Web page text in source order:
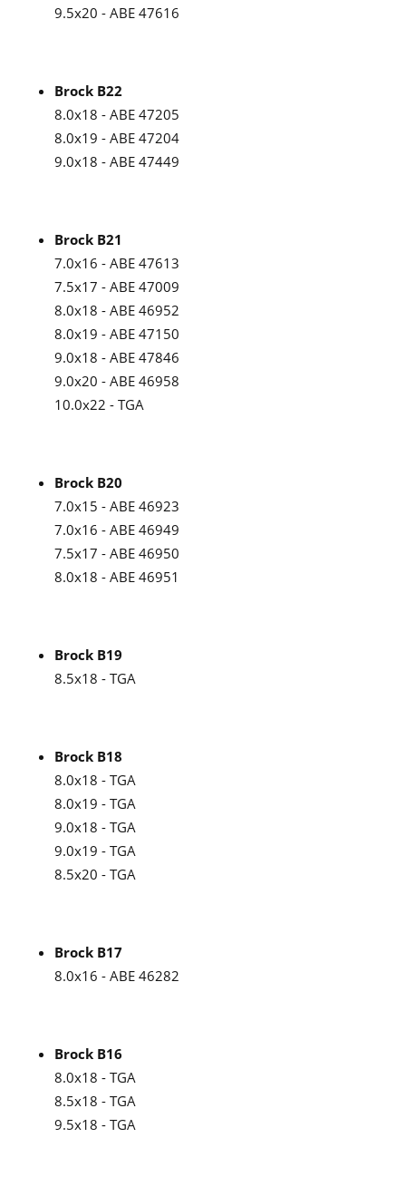
9.5x20 - ABE 47616
Brock B22
8.0x18 - ABE 47205
8.0x19 - ABE 47204
9.0x18 - ABE 47449
Brock B21
7.0x16 - ABE 47613
7.5x17 - ABE 47009
8.0x18 - ABE 46952
8.0x19 - ABE 47150
9.0x18 - ABE 47846
9.0x20 - ABE 46958
10.0x22 - TGA
Brock B20
7.0x15 - ABE 46923
7.0x16 - ABE 46949
7.5x17 - ABE 46950
8.0x18 - ABE 46951
Brock B19
8.5x18 - TGA
Brock B18
8.0x18 - TGA
8.0x19 - TGA
9.0x18 - TGA
9.0x19 - TGA
8.5x20 - TGA
Brock B17
8.0x16 - ABE 46282
Brock B16
8.0x18 - TGA
8.5x18 - TGA
9.5x18 - TGA